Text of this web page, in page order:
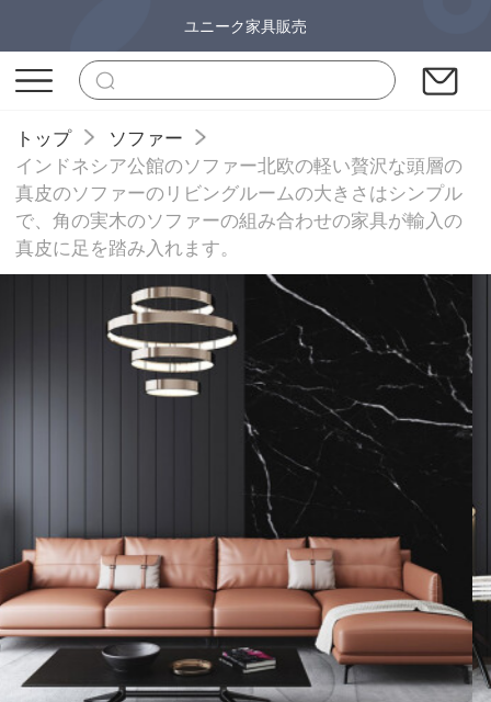
ユニーク家具販売
トップ
ソファー
インドネシア公館のソファー北欧の軽い贅沢な頭層の
真皮のソファーのリビングルームの大きさはシンプル
で、角の実木のソファーの組み合わせの家具が輸入の
真皮に足を踏み入れます。